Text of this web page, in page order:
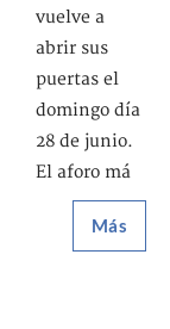
vuelve a
abrir sus
puertas el
domingo día
28 de junio.
El aforo má
Más